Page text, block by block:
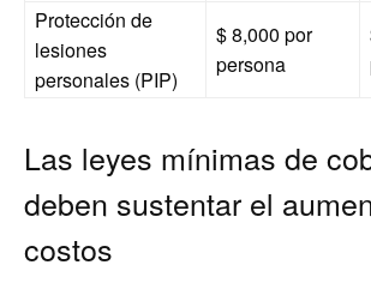
Protección de
lesiones
personales (PIP)
$ 8,000 por
persona
Las leyes mínimas de
deben sustentar el
costos